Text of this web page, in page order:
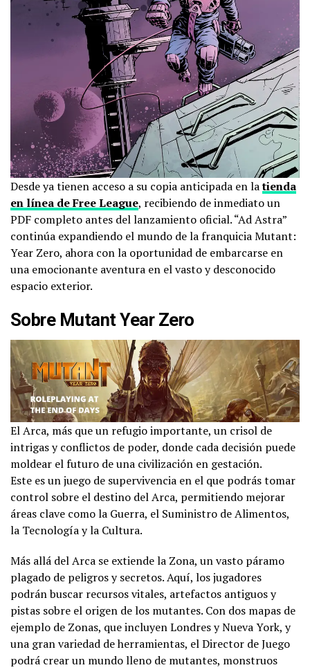
Desde ya tienen acceso a su copia anticipada en latienda
en línea de Free League, recibiendo de inmediato un
PDF completo antes del lanzamiento oficial. “Ad Astra”
continúa expandiendo el mundo de la franquicia Mutant:
Year Zero, ahora con la oportunidad de embarcarse en
una emocionante aventura en el vasto y desconocido
espacio exterior.
Sobre Mutant Year Zero
El Arca, más que un refugio importante, un crisol de
intrigas y conflictos de poder, donde cada decisión puede
moldear el futuro de una civilización en gestación.
Este es un juego de supervivencia en el que podrás tomar
control sobre el destino del Arca, permitiendo mejorar
áreas clave como la Guerra, el Suministro de Alimentos,
la Tecnología y la Cultura.
Más allá del Arca se extiende la Zona, un vasto páramo
plagado de peligros y secretos. Aquí, los jugadores
podrán buscar recursos vitales, artefactos antiguos y
pistas sobre el origen de los mutantes. Con dos mapas de
ejemplo de Zonas, que incluyen Londres y Nueva York, y
una gran variedad de herramientas, el Director de Juego
podrá crear un mundo lleno de mutantes, monstruos